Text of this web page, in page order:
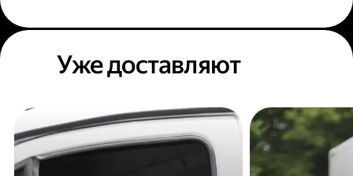
Уже доставляют